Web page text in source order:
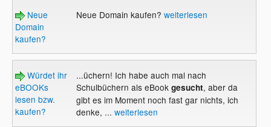
Neue
Domain
kaufen?
Neue Domain kaufen? weiterlesen
Würdet ihr
eBOOKs
lesen bzw.
kaufen?
...üchern! Ich habe auch mal nach
Schulbüchern als eBook gesucht, aber da
gibt es im Moment noch fast gar nichts, ich
denke, ... weiterlesen